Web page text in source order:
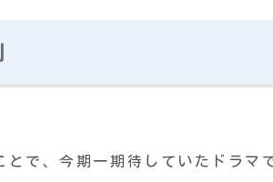
で、今期一期待していたドラマ